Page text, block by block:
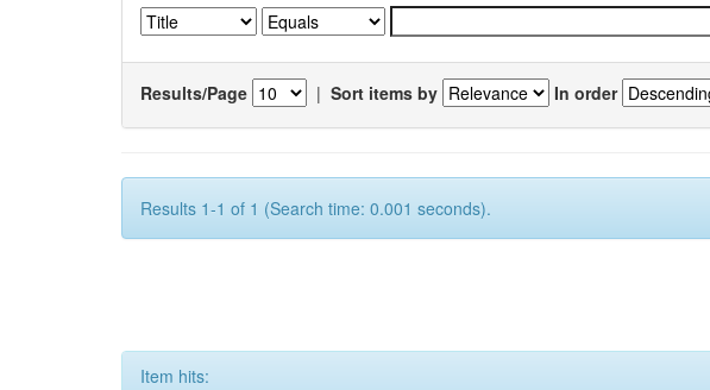
Results/Page | Sort items by In order
Results 1-1 of 1 (Search time: 0.001 seconds).
Item hits: